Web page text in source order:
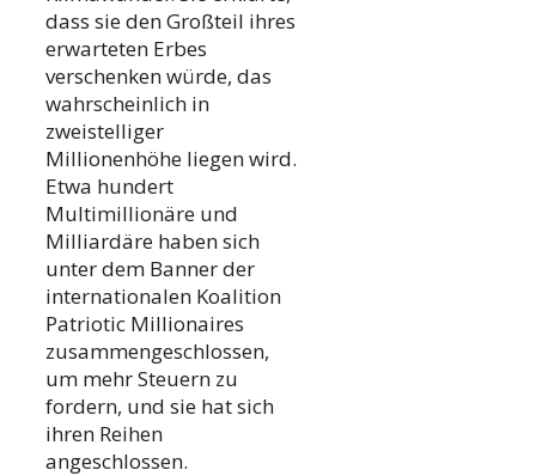
dass sie den Großteil ihres
erwarteten Erbes
verschenken würde, das
wahrscheinlich in
zweistelliger
Millionenhöhe liegen wird.
Etwa hundert
Multimillionäre und
Milliardäre haben sich
unter dem Banner der
internationalen Koalition
Patriotic Millionaires
zusammengeschlossen,
um mehr Steuern zu
fordern, und sie hat sich
ihren Reihen
angeschlossen.